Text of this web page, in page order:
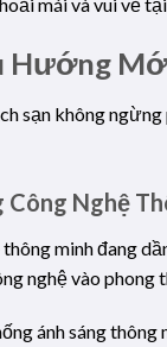
Hướng
sạn không
Công Nghệ
minh đang
nghệ vào phong
ánh sáng